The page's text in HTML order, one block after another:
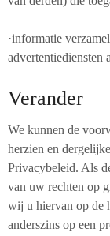
·informatie
advertentiediensten
Verander
We kunnen de
herzien en
Privacybeleid. Als
van uw rechten op
wij u hiervan op de
anderszins op een